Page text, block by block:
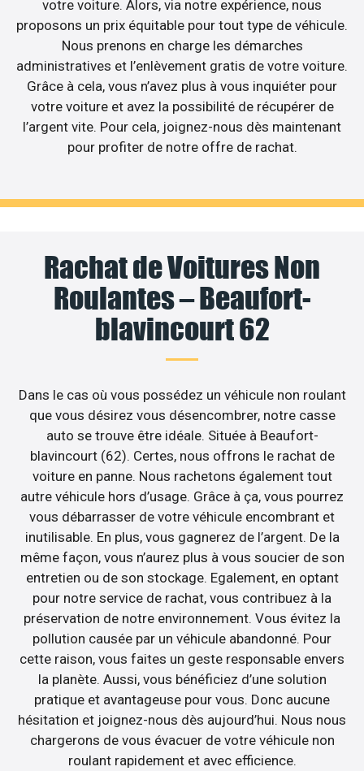
votre voiture. Alors, via notre expérience, nous
proposons un prix équitable pour tout type de véhicule.
Nous prenons en charge les démarches
administratives et l’enlèvement gratis de votre voiture.
Grâce à cela, vous n’avez plus à vous inquiéter pour
votre voiture et avez la possibilité de récupérer de
l’argent vite. Pour cela, joignez-nous dès maintenant
pour profiter de notre offre de rachat.
Rachat de Voitures Non
Roulantes – Beaufort-
blavincourt 62
Dans le cas où vous possédez un véhicule non roulant
que vous désirez vous désencombrer, notre casse
auto se trouve être idéale. Située à Beaufort-
blavincourt (62). Certes, nous offrons le rachat de
voiture en panne. Nous rachetons également tout
autre véhicule hors d’usage. Grâce à ça, vous pourrez
vous débarrasser de votre véhicule encombrant et
inutilisable. En plus, vous gagnerez de l’argent. De la
même façon, vous n’aurez plus à vous soucier de son
entretien ou de son stockage. Egalement, en optant
pour notre service de rachat, vous contribuez à la
préservation de notre environnement. Vous évitez la
pollution causée par un véhicule abandonné. Pour
cette raison, vous faites un geste responsable envers
la planète. Aussi, vous bénéficiez d’une solution
pratique et avantageuse pour vous. Donc aucune
hésitation et joignez-nous dès aujourd’hui. Nous nous
chargerons de vous évacuer de votre véhicule non
roulant rapidement et avec efficience.